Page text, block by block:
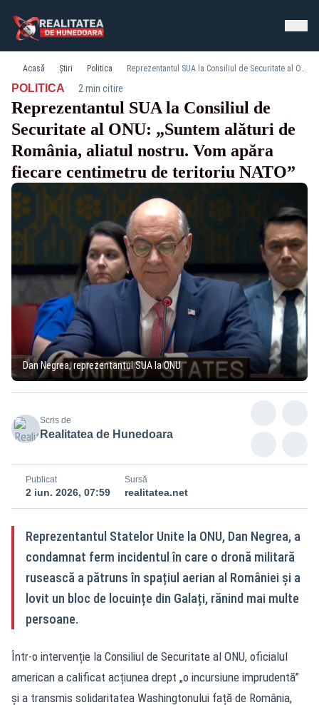
Acasă Știri Politica Reprezentantul SUA la Consiliul de Securitate al ONU: „Suntem alături de România, aliatul nostru. Vom apăra fiecare centimetru de teritoriu NATO”
POLITICA· 2 min citire
Reprezentantul SUA la Consiliul de
Securitate al ONU: „Suntem alături de
România, aliatul nostru. Vom apăra
fiecare centimetru de teritoriu NATO”
Dan Negrea, reprezentantul SUA la ONU
Scris de
Realitatea de Hunedoara
Publicat
2 iun. 2026, 07:59
Sursă
realitatea.net
Reprezentantul Statelor Unite la ONU, Dan Negrea, a
condamnat ferm incidentul în care o dronă militară
rusească a pătruns în spațiul aerian al României și a
lovit un bloc de locuințe din Galați, rănind mai multe
persoane.
Într-o intervenție la Consiliul de Securitate al ONU, oficialul
american a calificat acțiunea drept „o incursiune imprudentă”
și a transmis solidaritatea Washingtonului față de România,